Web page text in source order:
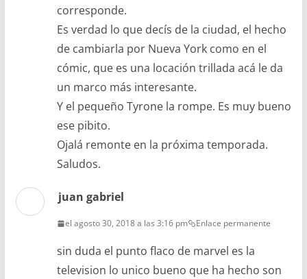
corresponde.
Es verdad lo que decís de la ciudad, el hecho
de cambiarla por Nueva York como en el
cómic, que es una locación trillada acá le da
un marco más interesante.
Y el pequeño Tyrone la rompe. Es muy bueno
ese pibito.
Ojalá remonte en la próxima temporada.
Saludos.
juan gabriel
el agosto 30, 2018 a las 3:16 pm Enlace permanente
sin duda el punto flaco de marvel es la
television lo unico bueno que ha hecho son